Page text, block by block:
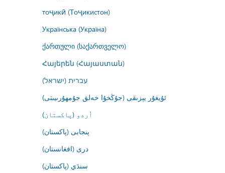
тоҷикӣ (Тоҷикистон)
Українська (Україна)
ქართული (საქართველო)
Հայերեն (Հայաստան)
עברית (ישראל)
ئۇيغۇر يېزىقى (جۇڭخۇا خەلق جۇمھۇرىيىتى)
اُردو (پاکستان)
پنجابی (پاکستان)
درى (افغانستان)
سنڌي (پاکستان)